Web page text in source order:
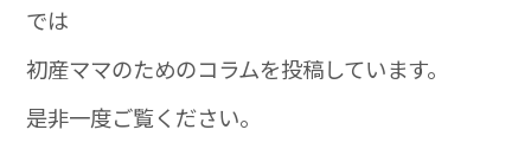
では
初産ママのためのコラムを投稿しています。
是非一度ご覧ください。